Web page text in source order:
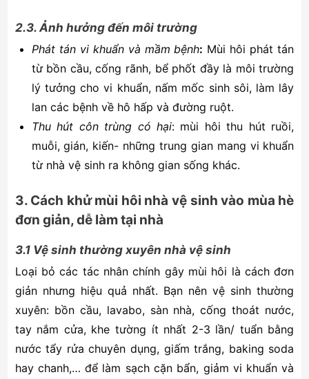
2.3. Ảnh hưởng đến môi trường
Phát tán vi khuẩn và mầm bệnh: Mùi hôi phát tán
từ bồn cầu, cống rãnh, bể phốt đầy là môi trường
lý tưởng cho vi khuẩn, nấm mốc sinh sôi, làm lây
lan các bệnh về hô hấp và đường ruột.
Thu hút côn trùng có hại: mùi hôi thu hút ruồi,
muỗi, gián, kiến- những trung gian mang vi khuẩn
từ nhà vệ sinh ra không gian sống khác.
3. Cách khử mùi hôi nhà vệ sinh vào mùa hè
đơn giản, dễ làm tại nhà
3.1 Vệ sinh thường xuyên nhà vệ sinh
Loại bỏ các tác nhân chính gây mùi hôi là cách đơn
giản nhưng hiệu quả nhất. Bạn nên vệ sinh thường
xuyên: bồn cầu, lavabo, sàn nhà, cống thoát nước,
tay nắm cửa, khe tường ít nhất 2-3 lần/ tuẩn bằng
nước tẩy rửa chuyên dụng, giấm trắng, baking soda
hay chanh,… để làm sạch cặn bẩn, giảm vi khuẩn và